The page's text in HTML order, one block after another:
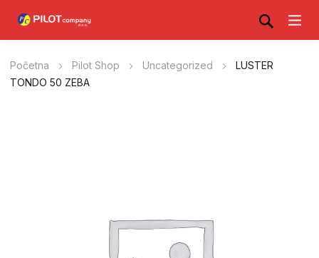
Početna Pilot Shop Uncategorized
LUSTER
TONDO 50 ZEBA